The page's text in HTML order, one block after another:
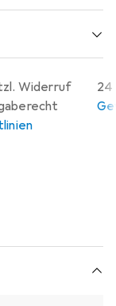
Widerruf
24